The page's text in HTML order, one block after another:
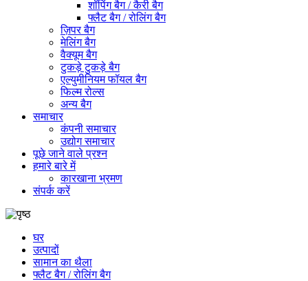
शॉपिंग बैग / कैरी बैग
फ्लैट बैग / रोलिंग बैग
ज़िपर बैग
मेलिंग बैग
वैक्यूम बैग
टुकड़े टुकड़े बैग
एल्युमीनियम फॉयल बैग
फिल्म रोल्स
अन्य बैग
समाचार
कंपनी समाचार
उद्योग समाचार
पूछे जाने वाले प्रश्न
हमारे बारे में
कारखाना भ्रमण
संपर्क करें
घर
उत्पादों
सामान का थैला
फ्लैट बैग / रोलिंग बैग